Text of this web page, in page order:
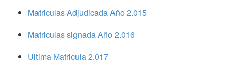
Matriculas Adjudicada Año 2.015
Matriculas signada Año 2.016
Ultima Matricula 2.017